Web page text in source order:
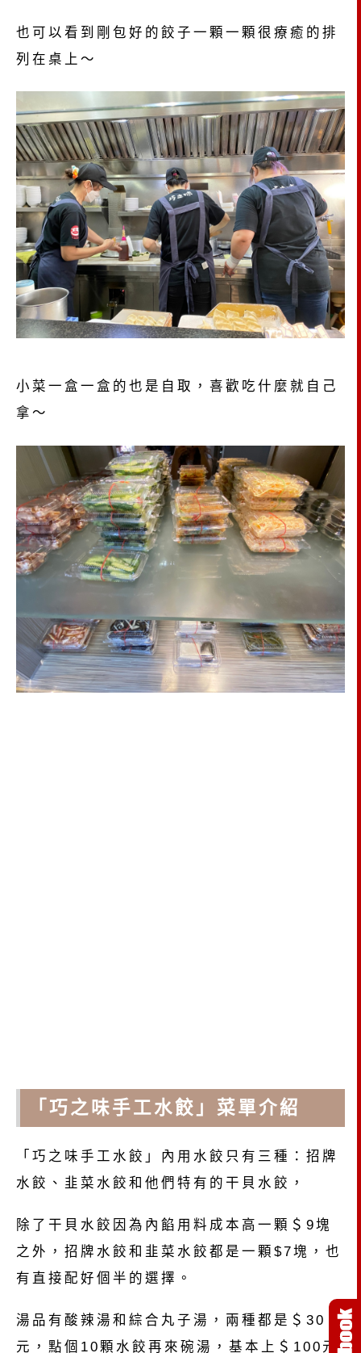
也可以看到剛包好的餃子一顆一顆很療癒的排
列在桌上～
小菜一盒一盒的也是自取，喜歡吃什麼就自己
拿～
「巧之味手工水餃」菜單介紹
「巧之味手工水餃」內用水餃只有三種：招牌
水餃、韭菜水餃和他們特有的干貝水餃，
除了干貝水餃因為內餡用料成本高一顆＄9塊
之外，招牌水餃和韭菜水餃都是一顆$7塊，也
有直接配好個半的選擇。
湯品有酸辣湯和綜合丸子湯，兩種都是＄30
元，點個10顆水餃再來碗湯，基本上＄100元